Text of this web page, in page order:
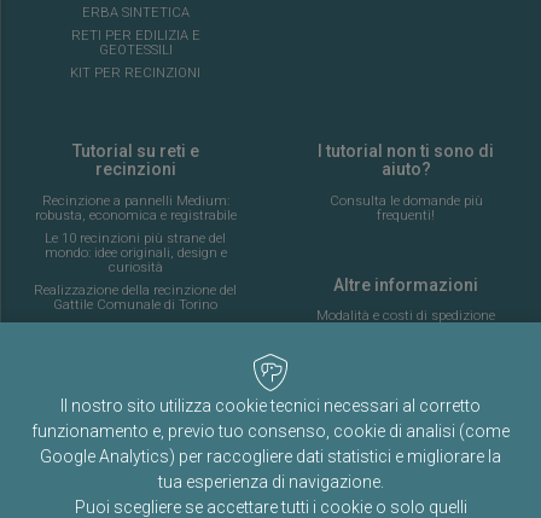
ERBA SINTETICA
RETI PER EDILIZIA E
GEOTESSILI
KIT PER RECINZIONI
Tutorial su reti e
recinzioni
Recinzione a pannelli Medium:
robusta, economica e registrabile
Le 10 recinzioni più strane del
mondo: idee originali, design e
curiosità
Realizzazione della recinzione del
Gattile Comunale di Torino
Bonus recinzioni 2026 vs 2027:
Guida completa alla posa della
recinzione di un campo da calcio
a 5
AI: Cosa cambia nelle recinzioni
Rete Ornata: Passione, tradizione
e memoria
I tutorial non ti sono di
aiuto?
Consulta le domande più
frequenti!
Altre informazioni
Modalità e costi di spedizione
Termini e condizioni d’uso
Informativa sulla privacy
Cookie policy
Il nostro sito utilizza cookie tecnici necessari al corretto
funzionamento e, previo tuo consenso, cookie di analisi (come
Google Analytics) per raccogliere dati statistici e migliorare la
tua esperienza di navigazione.
Puoi scegliere se accettare tutti i cookie o solo quelli